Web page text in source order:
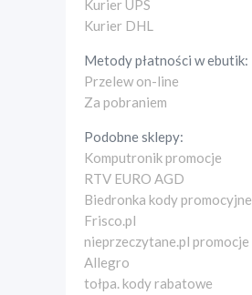
Kurier UPS
Kurier DHL
Metody płatności webutik:
Przelew on-line
Za pobraniem
Podobne sklepy:
Komputronik promocje
RTV EURO AGD
Biedronka kody promocyjne
Frisco.pl
nieprzeczytane.pl promocje
Allegro
tołpa. kody rabatowe